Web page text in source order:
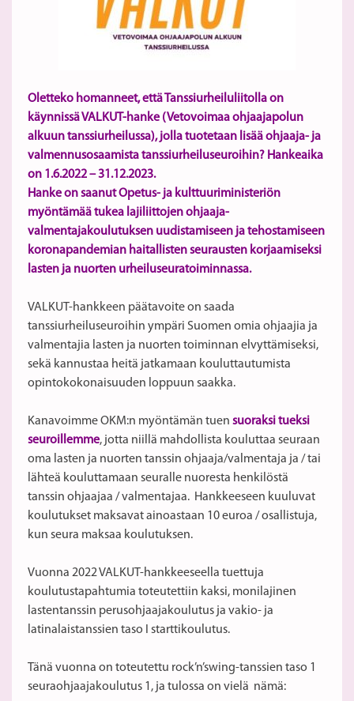
Oletteko homanneet, että Tanssiurheiluliitolla on
käynnissä VALKUT-hanke (Vetovoimaa ohjaajapolun
alkuun tanssiurheilussa), jolla tuotetaan lisää ohjaaja- ja
valmennusosaamista tanssiurheiluseuroihin? Hankeaika
on 1.6.2022 – 31.12.2023.
Hanke on saanut Opetus- ja kulttuuriministeriön
myöntämää tukea lajiliittojen ohjaaja-
valmentajakoulutuksen uudistamiseen ja tehostamiseen
koronapandemian haitallisten seurausten korjaamiseksi
lasten ja nuorten urheiluseuratoiminnassa.
VALKUT-hankkeen päätavoite on saada
tanssiurheiluseuroihin ympäri Suomen omia ohjaajia ja
valmentajia lasten ja nuorten toiminnan elvyttämiseksi,
sekä kannustaa heitä jatkamaan kouluttautumista
opintokokonaisuuden loppuun saakka.
Kanavoimme OKM:n myöntämän tuen suoraksi tueksi
seuroillemme, jotta niillä mahdollista kouluttaa seuraan
oma lasten ja nuorten tanssin ohjaaja/valmentaja ja / tai
lähteä kouluttamaan seuralle nuoresta henkilöstä
tanssin ohjaajaa / valmentajaa. Hankkeeseen kuuluvat
koulutukset maksavat ainoastaan 10 euroa / osallistuja,
kun seura maksaa koulutuksen.
Vuonna 2022 VALKUT-hankkeeseella tuettuja
koulutustapahtumia toteutettiin kaksi, monilajinen
lastentanssin perusohjaajakoulutus ja vakio- ja
latinalaistanssien taso I starttikoulutus.
Tänä vuonna on toteutettu rock’n’swing-tanssien taso 1
seuraohjaajakoulutus 1, ja tulossa on vielä nämä: